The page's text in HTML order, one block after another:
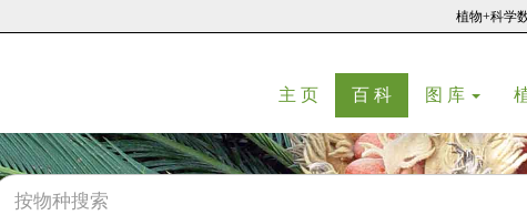
植物+科学
主 页(current)
百 科(current)
图 库